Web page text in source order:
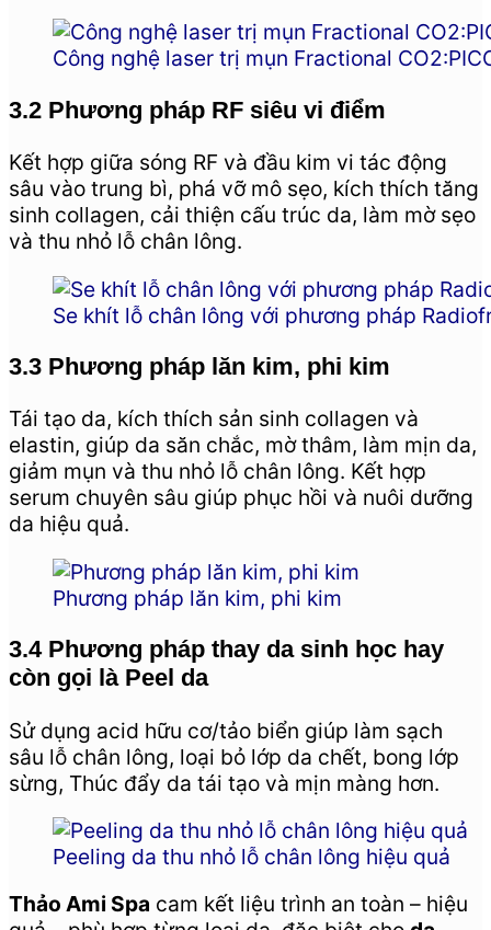
Công nghệ laser trị mụn Fractional
3.2 Phương pháp RF siêu vi điểm
Kết hợp giữa sóng RF và đầu kim vi tác động
sâu vào trung bì, phá vỡ mô sẹo, kích thích tăng
sinh collagen, cải thiện cấu trúc da, làm mờ sẹo
và thu nhỏ lỗ chân lông.
Se khít lỗ chân lông với phương pháp
3.3 Phương pháp lăn kim, phi kim
Tái tạo da, kích thích sản sinh collagen và
elastin, giúp da săn chắc, mờ thâm, làm mịn da,
giảm mụn và thu nhỏ lỗ chân lông. Kết hợp
serum chuyên sâu giúp phục hồi và nuôi dưỡng
da hiệu quả.
Phương pháp lăn kim, phi kim
3.4 Phương pháp thay da sinh học hay
còn gọi là Peel da
Sử dụng acid hữu cơ/tảo biển giúp làm sạch
sâu lỗ chân lông, loại bỏ lớp da chết, bong lớp
sừng, Thúc đẩy da tái tạo và mịn màng hơn.
Peeling da thu nhỏ lỗ chân lông hiệu quả
Thảo Ami Spa cam kết liệu trình an toàn – hiệu